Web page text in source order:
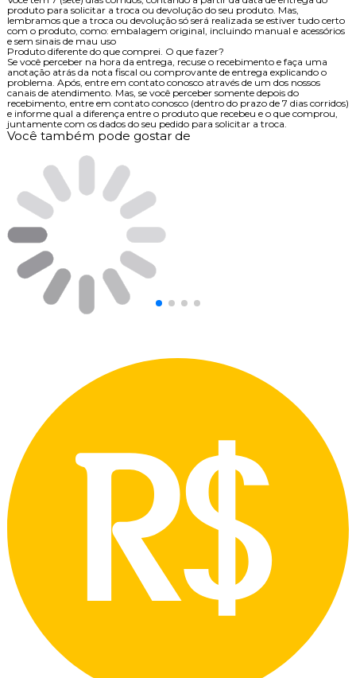
produto para solicitar a troca ou devolução do seu produto. Mas,
lembramos que a troca ou devolução só será realizada se estiver tudo certo
com o produto, como: embalagem original, incluindo manual e acessórios
e sem sinais de mau uso
Produto diferente do que comprei. O que fazer?
Se você perceber na hora da entrega, recuse o recebimento e faça uma
anotação atrás da nota fiscal ou comprovante de entrega explicando o
problema. Após, entre em contato conosco através de um dos nossos
canais de atendimento. Mas, se você perceber somente depois do
recebimento, entre em contato conosco (dentro do prazo de 7 dias corridos)
e informe qual a diferença entre o produto que recebeu e o que comprou,
juntamente com os dados do seu pedido para solicitar a troca.
Você também pode gostar de